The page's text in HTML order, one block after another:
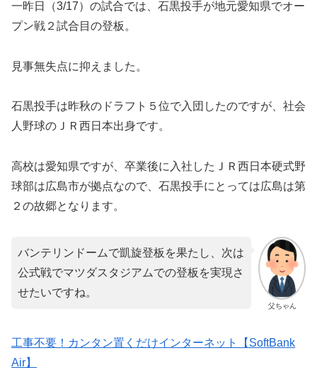
一昨日（3/17）の試合では、石黒投手が地元愛知県でオー
プン戦２試合目の登板。
見事無失点に抑えました。
石黒投手は昨秋のドラフト５位で入団したのですが、社会
人野球のＪＲ西日本出身です。
高校は愛知県ですが、卒業後に入社したＪＲ西日本硬式野
球部は広島市が拠点なので、石黒投手にとっては広島は第
２の故郷となります。
父ちゃん
バンテリンドームで凱旋登板を果たし、次は
公式戦でマツダスタジアムでの登板を実現さ
せたいですね。
工事不要！カンタン置くだけインターネット【SoftBank
Air】